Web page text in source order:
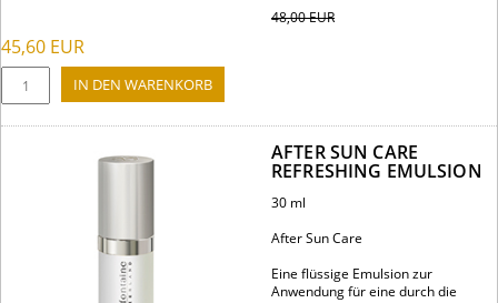
48,00EUR
45,60 EUR
AFTER SUN CARE
REFRESHING EMULSION
30 ml
After Sun Care
Eine flüssige Emulsion zur
Anwendung für eine durch die